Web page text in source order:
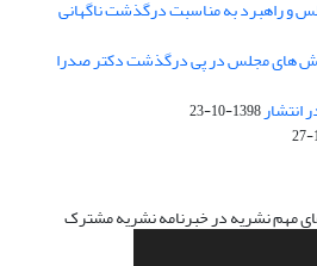
و راهبرد به مناسبت درگذشت ناگهانی
های مجلس در پی درگذشت دکتر صدرا
انتشار1398-10-23
مهم نشریه در خبرنامه نشریه مشترک